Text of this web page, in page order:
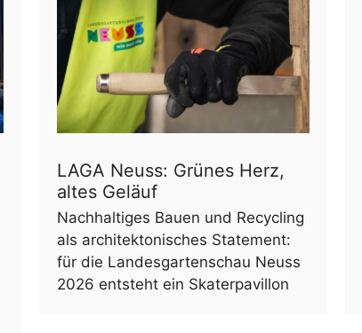
LAGA Neuss: Grünes Herz,
altes Geläuf
Nachhaltiges Bauen und Recycling
als architektonisches Statement:
für die Landesgartenschau Neuss
2026 entsteht ein Skaterpavillon